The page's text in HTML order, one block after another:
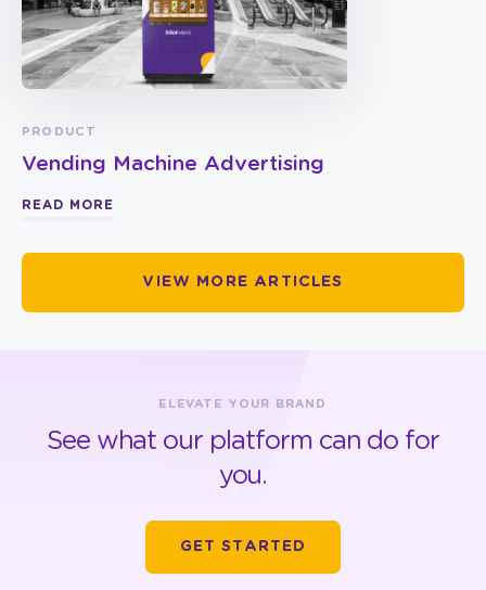
PRODUCT
Vending Machine Advertising
READ MORE
VIEW MORE ARTICLES
ELEVATE YOUR BRAND
See what our platform can do for
you.
GET STARTED